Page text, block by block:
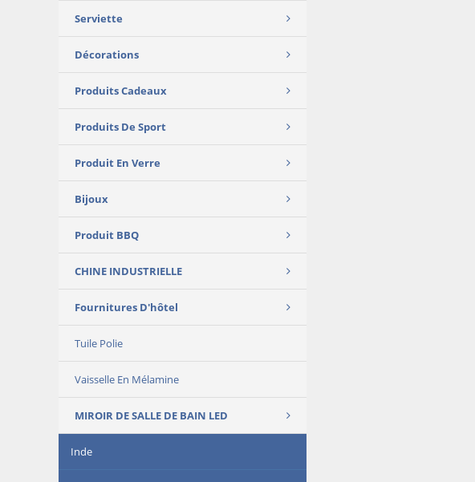
Serviette
Décorations
Produits Cadeaux
Produits De Sport
Produit En Verre
Bijoux
Produit BBQ
CHINE INDUSTRIELLE
Fournitures D'hôtel
Tuile Polie
Vaisselle En Mélamine
MIROIR DE SALLE DE BAIN LED
Inde